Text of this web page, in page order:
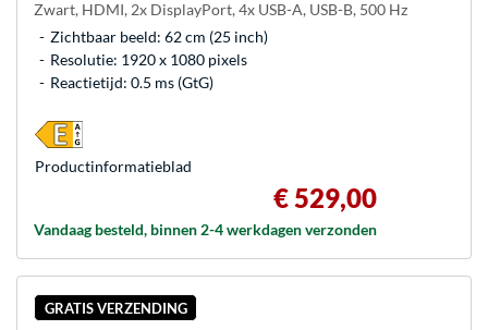
Zwart, HDMI, 2x DisplayPort, 4x USB-A, USB-B, 500 Hz
Zichtbaar beeld: 62 cm (25 inch)
Resolutie: 1920 x 1080 pixels
Reactietijd: 0.5 ms (GtG)
€ 529,00
Vandaag besteld, binnen 2-4 werkdagen verzonden
Product­informatieblad
GRATIS VERZENDING